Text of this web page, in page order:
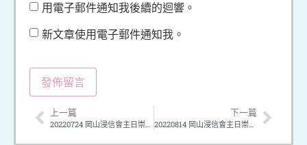
用電子郵件通知我後續的迴響。
新文章使用電子郵件通知我。
上一篇 下一篇
20220814 岡山浸信會主日崇拜 講題：試煉與成長